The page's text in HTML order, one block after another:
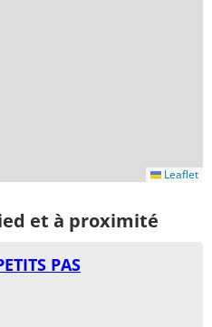
Leaflet
et à proximité
PAS